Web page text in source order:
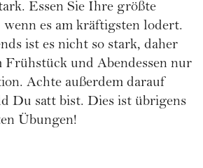
Essen Sie Ihre größte
es am kräftigsten lodert.
ist es nicht so stark, daher
Frühstück und Abendessen nur
Achte außerdem darauf
Du satt bist. Dies ist übrigens
Übungen!